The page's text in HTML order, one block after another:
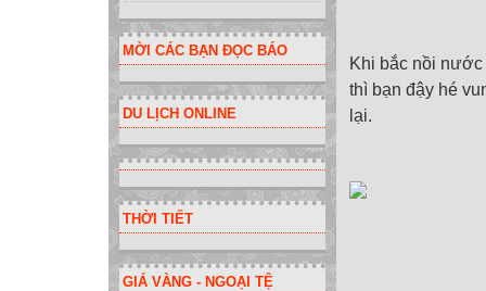
MỜI CÁC BẠN ĐỌC BÁO
DU LỊCH ONLINE
THỜI TIẾT
GIÁ VÀNG - NGOẠI TỆ
Khi bắc nồi
thì bạn đậy hé
lại.